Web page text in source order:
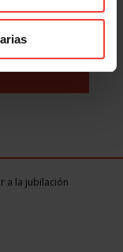
a la jubilación